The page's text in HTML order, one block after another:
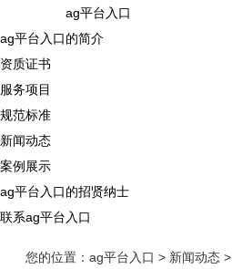
ag平台入口
ag平台入口的简介
资质证书
服务项目
规范标准
新闻动态
案例展示
ag平台入口的招贤纳士
联系ag平台入口
您的位置： ag平台入口 > 新闻动态 >